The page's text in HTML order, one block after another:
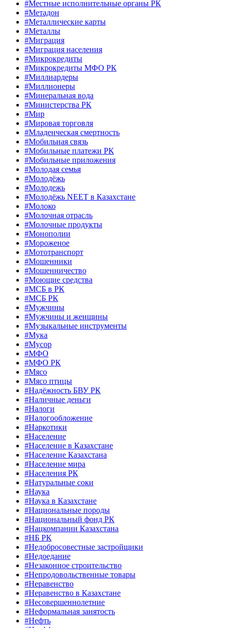
#Местные исполнительные органы РК
#Метадон
#Металлические карты
#Металлы
#Миграция
#Миграция населения
#Микрокредиты
#Микрокредиты МФО РК
#Миллиардеры
#Миллионеры
#Минеральная вода
#Министерства РК
#Мир
#Мировая торговля
#Младенческая смертность
#Мобильная связь
#Мобильные платежи РК
#Мобильные приложения
#Молодая семья
#Молодёжь
#Молодежь
#Молодёжь NEET в Казахстане
#Молоко
#Молочная отрасль
#Молочные продукты
#Монополии
#Мороженое
#Мототранспорт
#Мошенники
#Мошенничество
#Моющие средства
#МСБ в РК
#МСБ РК
#Мужчины
#Мужчины и женщины
#Музыкальные инструменты
#Мука
#Мусор
#МФО
#МФО РК
#Мясо
#Мясо птицы
#Надёжность БВУ РК
#Наличные деньги
#Налоги
#Налогообложение
#Наркотики
#Население
#Население в Казахстане
#Население Казахстана
#Население мира
#Населения РК
#Натуральные соки
#Наука
#Наука в Казахстане
#Национальные породы
#Национальный фонд РК
#Нацкомпании Казахстана
#НБ РК
#Недобросовестные застройщики
#Недоедание
#Незаконное строительство
#Непродовольственные товары
#Неравенство
#Неравенство в Казахстане
#Несовершеннолетние
#Неформальная занятость
#Нефть